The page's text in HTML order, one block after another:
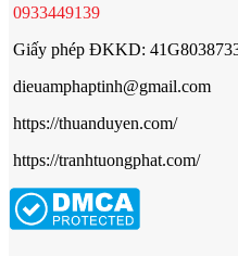
0933449139
Giấy phép ĐKKD:
dieuamphaptinh@gmail.com
https://thuanduyen.com/
https://tranhtuongphat.com/